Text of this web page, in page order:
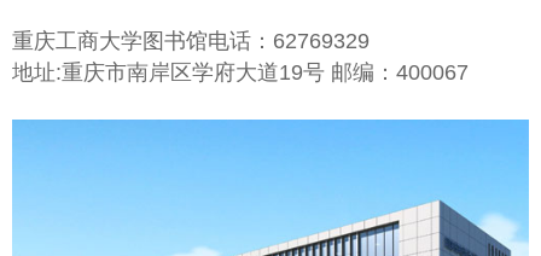
重庆工商大学图书馆电话：62769329
地址:重庆市南岸区学府大道19号 邮编：400067